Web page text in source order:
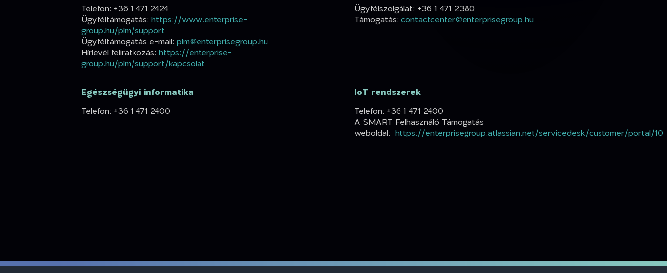
Telefon: +36 1 471 2424
Ügyféltámogatás: https://www.enterprise-
group.hu/plm/support
Ügyféltámogatás e-mail: plm@enterprisegroup.hu
Hírlevél feliratkozás: https://enterprise-
group.hu/plm/support/kapcsolat
Ügyfélszolgálat: +36 1 471 2380
Támogatás: contactcenter@enterprisegroup.hu
Egészségügyi informatika
Telefon: +36 1 471 2400
IoT rendszerek
Telefon: +36 1 471 2400
A SMART Felhasználó Támogatás
weboldal: https://enterprisegroup.atlassian.net/servicedesk/customer/portal/10